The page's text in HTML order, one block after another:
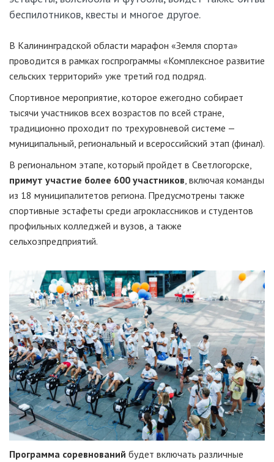
беспилотников, квесты и многое другое.
В Калининградской области марафон «Земля спорта»
проводится в рамках госпрограммы «Комплексное развитие
сельских территорий» уже третий год подряд.
Спортивное мероприятие, которое ежегодно собирает
тысячи участников всех возрастов по всей стране,
традиционно проходит по трехуровневой системе —
муниципальный, региональный и всероссийский этап (финал).
В региональном этапе, который пройдет в Светлогорске,
примут участие более 600 участников , включая команды
из 18 муниципалитетов региона. Предусмотрены также
спортивные эстафеты среди агроклассников и студентов
профильных колледжей и вузов, а также
сельхозпредприятий.
Программа соревнований будет включать различные